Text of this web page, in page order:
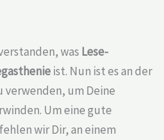
was Lese-
ist. Nun ist es an der
um Deine
Um eine gute
wir Dir, an einem